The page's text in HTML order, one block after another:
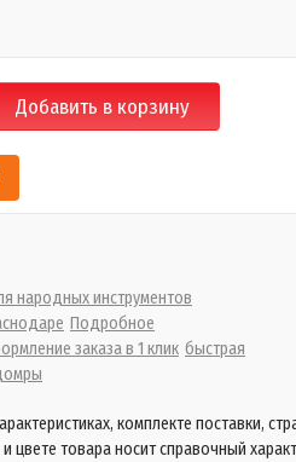
Добавить в корзину
народных инструментов
Подробное
заказа в 1 клик быстрая
комплекте поставки,
цвете товара носит справочный